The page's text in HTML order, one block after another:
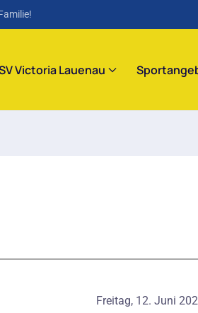
Victoria Lauenau
Freitag, 12. Juni